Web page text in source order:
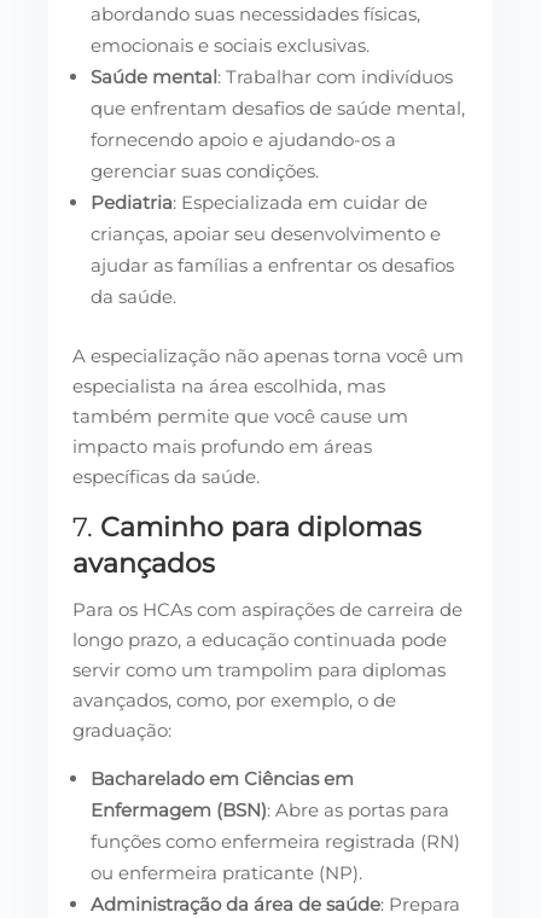
abordando suas necessidades físicas,
emocionais e sociais exclusivas.
Saúde mental: Trabalhar com indivíduos
que enfrentam desafios de saúde mental,
fornecendo apoio e ajudando-os a
gerenciar suas condições.
Pediatria: Especializada em cuidar de
crianças, apoiar seu desenvolvimento e
ajudar as famílias a enfrentar os desafios
da saúde.
A especialização não apenas torna você um
especialista na área escolhida, mas
também permite que você cause um
impacto mais profundo em áreas
específicas da saúde.
7. Caminho para diplomas
avançados
Para os HCAs com aspirações de carreira de
longo prazo, a educação continuada pode
servir como um trampolim para diplomas
avançados, como, por exemplo, o de
graduação:
Bacharelado em Ciências em
Enfermagem (BSN): Abre as portas para
funções como enfermeira registrada (RN)
ou enfermeira praticante (NP).
Administração da área de saúde: Prepara